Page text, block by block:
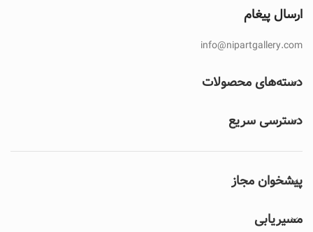
ارسال پیغام
info@nipartgallery.com
دسته‌های محصولات
دسترسی سریع
پیشخوان مجاز
مسیریابی